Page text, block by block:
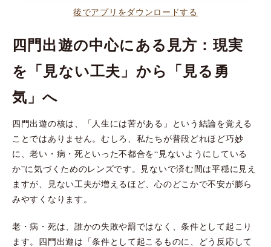
後でアプリをダウンロードする
四門出遊の中心にある見方：現実
を「見ない工夫」から「見る勇
気」へ
四門出遊の核は、「人生には苦がある」という結論を覚える
ことではありません。むしろ、私たちが普段どれほど巧妙
に、老い・病・死といった不都合を“見ないようにしている
か”に気づくためのレンズです。見ないで済む間は平穏に見え
ますが、見ない工夫が増えるほど、心のどこかで不安が膨ら
みやすくなります。
老・病・死は、誰かの失敗や罰ではなく、条件として起こり
ます。四門出遊は「条件として起こるものに、どう反応して